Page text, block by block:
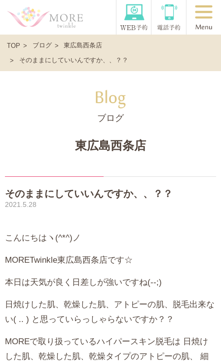
TOP ブログ 東広島西条店
そのままにしていいんですか、、？？
ブログ
東広島西条店
そのままにしていいんですか、、？？
2021.5.28
こんにちはヽ(^*^)ノ
MORETwinkle東広島西条店です☆
本日は天気が良く日差しが強いですね(--;)
日焼けした肌、乾燥した肌、アトピーの肌、脱毛出来な
い( .. ) と思っていらっしゃらないですか？？
MOREで取り扱っているハイパースキン脱毛は 日焼け
した肌、乾燥した肌、乾燥タイプのアトピーの肌、 細